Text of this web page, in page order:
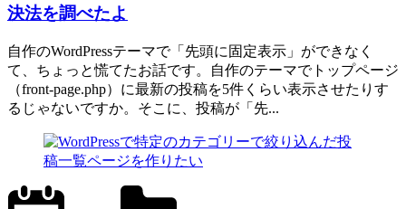
決法を調べたよ
自作のWordPressテーマで「先頭に固定表示」ができなく
て、ちょっと慌てたお話です。自作のテーマでトップページ
（front-page.php）に最新の投稿を5件くらい表示させたりす
るじゃないですか。そこに、投稿が「先...